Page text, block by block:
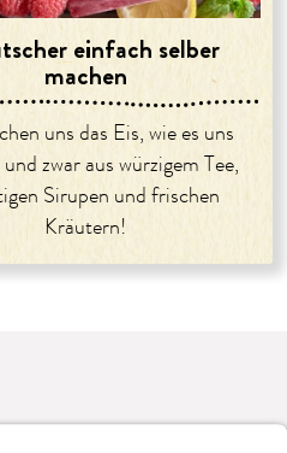
einfach selber
machen
uns das Eis, wie es uns
zwar aus würzigem Tee,
Sirupen und frischen
Kräutern!